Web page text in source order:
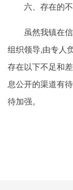
六、存在的
虽然我镇在
组织领导,由专人
存在以下不足和
息公开的渠道有
待加强。